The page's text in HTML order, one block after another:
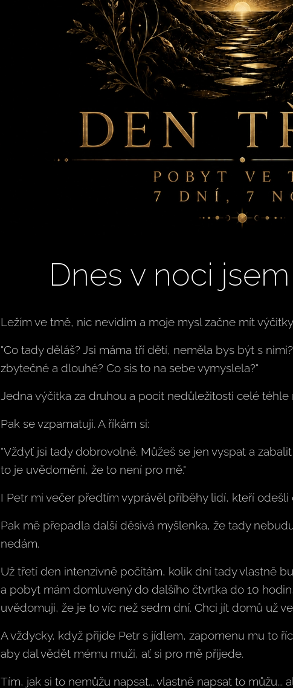
Dnes v noci
Ležím ve tmě, nic nevidím a moje mysl začne mít
"Co tady děláš? Jsi máma tří dětí, neměla bys být s
zbytečné a dlouhé? Co sis to na sebe vymyslela?"
Jedna výčitka za druhou a pocit nedůležitosti celé téhle
Pak se vzpamatuji. A říkám si:
"Vždyť jsi tady dobrovolně. Můžeš se jen vyspat a
to je uvědomění, že to není pro mě."
I Petr mi večer předtím vyprávěl příběhy lidí, kteří odešli
Pak mě přepadla další děsivá myšlenka, že tady
nedám.
Už třetí den intenzivně počítám, kolik dní tady vlastně
a pobyt mám domluvený do dalšího čtvrtka do 10
uvědomuji, že je to víc než sedm dní. Chci jít domů už
A vždycky, když přijde Petr s jídlem, zapomenu mu to
aby dal vědět mému muži, ať si pro mě přijede.
Tím, jak si to nemůžu napsat... vlastně napsat to můžu...